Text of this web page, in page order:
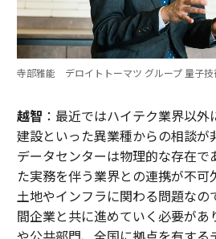
寺部雅能 デロイトトーマツ グループ 量子技
越智 ：最近ではハイテク業界以外
建設といった異業種からの相談が
データセンターは物理的な存在で
た実務を伴う業界との連携が不可
土地やインフラに関わる問題なの
間企業と共に進めていく必要があ